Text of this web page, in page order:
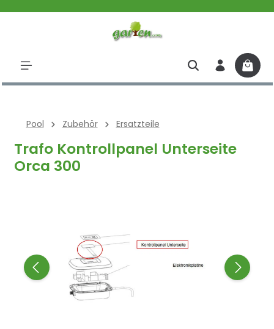
Pool Zubehör Ersatzteile
Trafo Kontrollpanel Unterseite
Orca 300